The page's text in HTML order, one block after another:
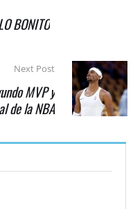
BONITO
Next Post
MVP y
de la NBA